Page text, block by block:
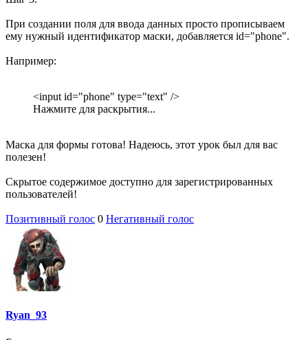
При создании поля для ввода данных просто прописываем
ему нужный идентификатор маски, добавляется id="phone".
Например:
<input id="phone" type="text" />
Нажмите для раскрытия...
Маска для формы готова! Надеюсь, этот урок был для вас
полезен!
Скрытое содержимое доступно для зарегистрированных
пользователей!
Позитивный голос 0 Негативный голос
Ryan_93